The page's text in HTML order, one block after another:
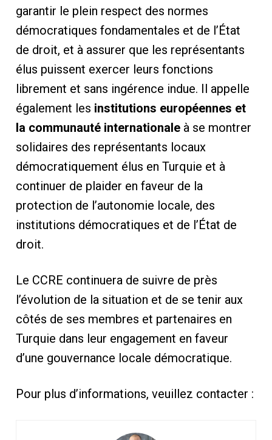
garantir le plein respect des normes
démocratiques fondamentales et de l’État
de droit, et à assurer que les représentants
élus puissent exercer leurs fonctions
librement et sans ingérence indue. Il appelle
également les institutions européennes et
la communauté internationaleà se montrer
solidaires des représentants locaux
démocratiquement élus en Turquie et à
continuer de plaider en faveur de la
protection de l’autonomie locale, des
institutions démocratiques et de l’État de
droit.
Le CCRE continuera de suivre de près
l’évolution de la situation et de se tenir aux
côtés de ses membres et partenaires en
Turquie dans leur engagement en faveur
d’une gouvernance locale démocratique.
Pour plus d’informations, veuillez contacter :